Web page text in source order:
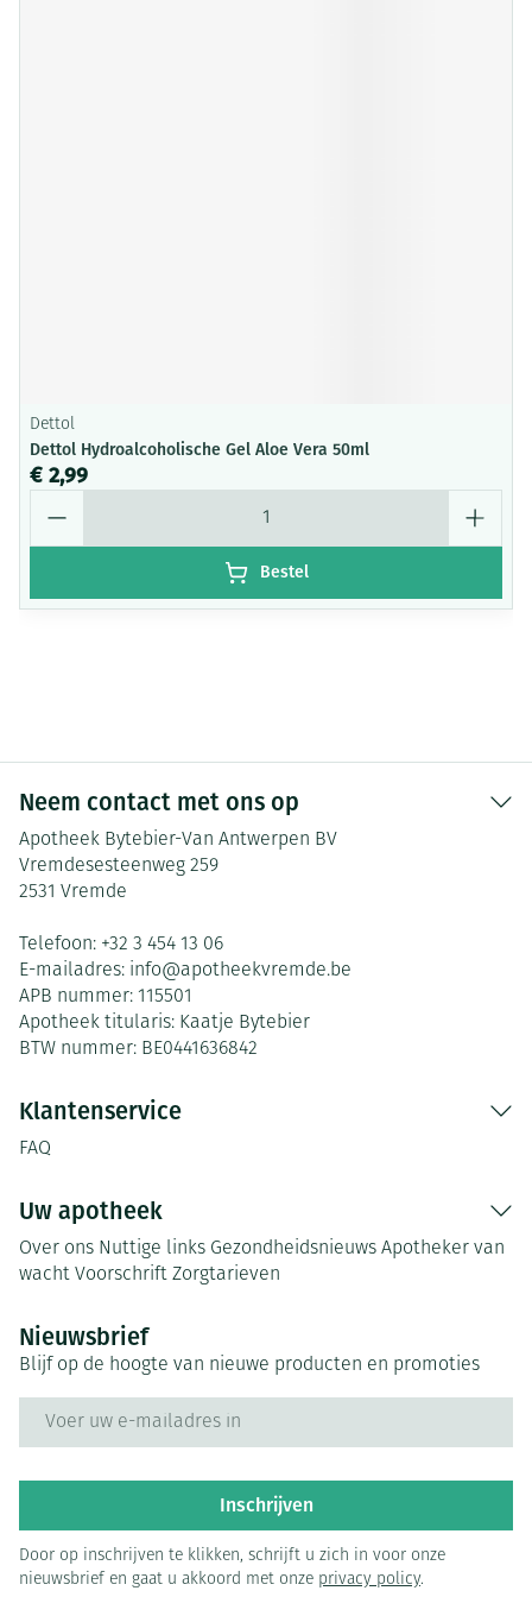
Dettol
Dettol Hydroalcoholische Gel Aloe Vera 50ml
€ 2,99
Bestel
Neem contact met ons op
Apotheek Bytebier-Van Antwerpen BV
Vremdesesteenweg 259
2531 Vremde
Telefoon: +32 3 454 13 06
E-mailadres: info@apotheekvremde.be
APB nummer: 115501
Apotheek titularis: Kaatje Bytebier
BTW nummer: BE0441636842
Klantenservice
FAQ
Uw apotheek
Over ons Nuttige links Gezondheidsnieuws Apotheker van
wacht Voorschrift Zorgtarieven
Nieuwsbrief
Blijf op de hoogte van nieuwe producten en promoties
Inschrijven
Door op inschrijven te klikken, schrijft u zich in voor onze
nieuwsbrief en gaat u akkoord met onze privacy policy.